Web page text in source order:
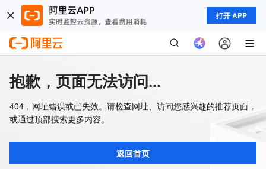
打开 APP
抱歉，页面无法访问...
404，网址错误或已失效。请检查网址、访问您感兴趣的推荐页面，
或通过顶部搜索更多内容。
返回首页